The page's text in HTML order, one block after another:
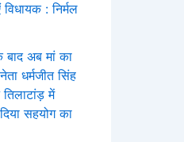
: निर्मल
बाद अब मां का
धर्मजीत सिंह
में
सहयोग का